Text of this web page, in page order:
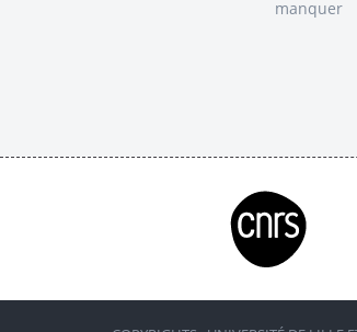
manquer